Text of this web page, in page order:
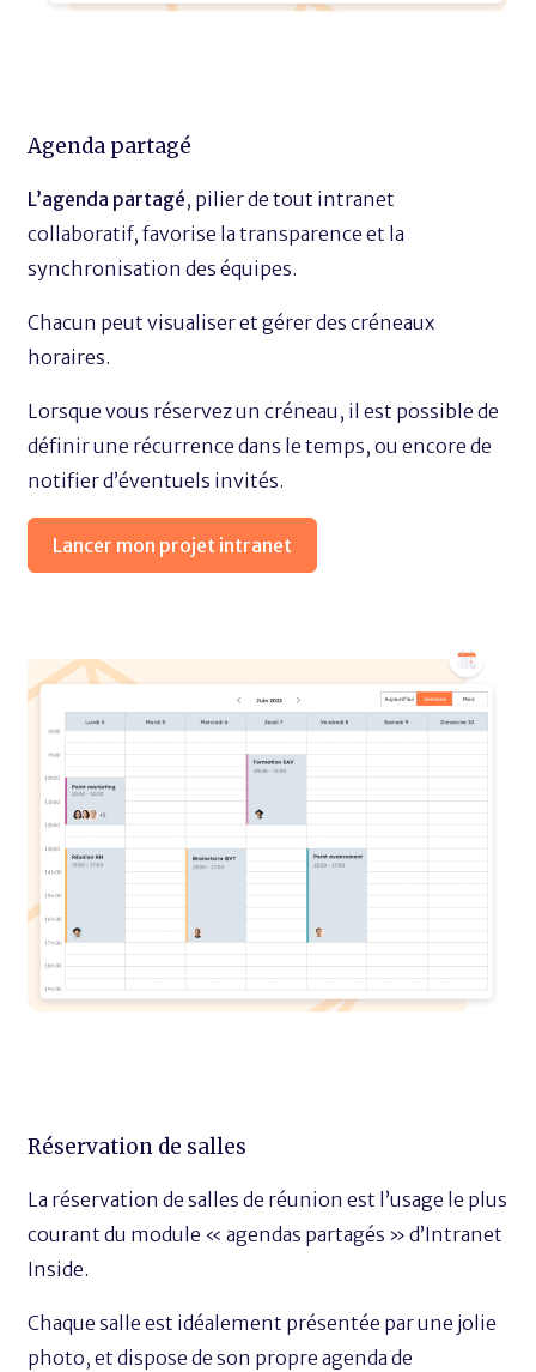
Agenda partagé
L’agenda partagé, pilier de tout intranet
collaboratif, favorise la transparence et la
synchronisation des équipes.
Chacun peut visualiser et gérer des créneaux
horaires.
Lorsque vous réservez un créneau, il est possible de
définir une récurrence dans le temps, ou encore de
notifier d’éventuels invités.
Lancer mon projet intranet
Réservation de salles
La réservation de salles de réunion est l’usage le plus
courant du module « agendas partagés » d’Intranet
Inside.
Chaque salle est idéalement présentée par une jolie
photo, et dispose de son propre agenda de